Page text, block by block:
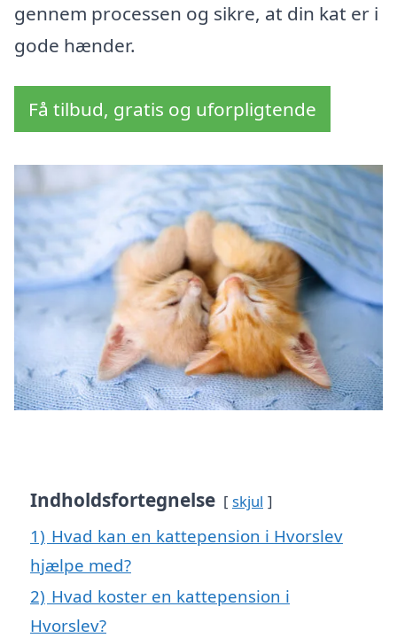
gennem processen og sikre, at din kat er i
gode hænder.
Få tilbud, gratis og uforpligtende
Indholdsfortegnelse skjul
1) Hvad kan en kattepension i Hvorslev
hjælpe med?
2) Hvad koster en kattepension i
Hvorslev?